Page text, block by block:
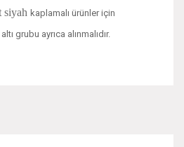
siyah kaplamalı ürünler için
grubu ayrıca alınmalıdır.